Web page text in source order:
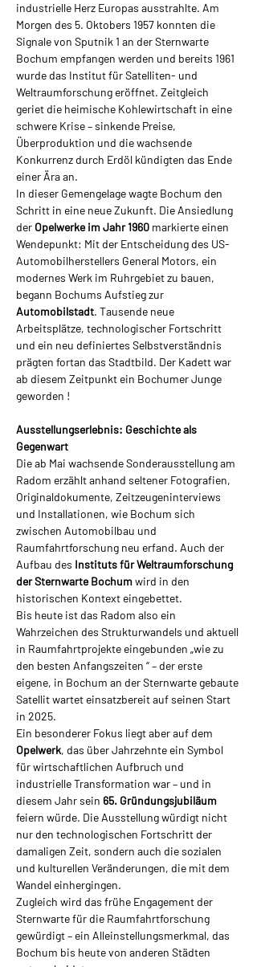
industrielle Herz Europas ausstrahlte. Am
Morgen des 5. Oktobers 1957 konnten die
Signale von Sputnik 1 an der Sternwarte
Bochum empfangen werden und bereits 1961
wurde das Institut für Satelliten- und
Weltraumforschung eröffnet. Zeitgleich
geriet die heimische Kohlewirtschaft in eine
schwere Krise – sinkende Preise,
Überproduktion und die wachsende
Konkurrenz durch Erdöl kündigten das Ende
einer Ära an.
In dieser Gemengelage wagte Bochum den
Schritt in eine neue Zukunft. Die Ansiedlung
der Opelwerke im Jahr 1960 markierte einen
Wendepunkt: Mit der Entscheidung des US-
Automobilherstellers General Motors, ein
modernes Werk im Ruhrgebiet zu bauen,
begann Bochums Aufstieg zur
Automobilstadt. Tausende neue
Arbeitsplätze, technologischer Fortschritt
und ein neu definiertes Selbstverständnis
prägten fortan das Stadtbild. Der Kadett war
ab diesem Zeitpunkt ein Bochumer Junge
geworden !
Ausstellungserlebnis: Geschichte als
Gegenwart
Die ab Mai wachsende Sonderausstellung am
Radom erzählt anhand seltener Fotografien,
Originaldokumente, Zeitzeugeninterviews
und Installationen, wie Bochum sich
zwischen Automobilbau und
Raumfahrtforschung neu erfand. Auch der
Aufbau des Instituts für Weltraumforschung
der Sternwarte Bochum wird in den
historischen Kontext eingebettet.
Bis heute ist das Radom also ein
Wahrzeichen des Strukturwandels und aktuell
in Raumfahrtprojekte eingebunden „wie zu
den besten Anfangszeiten “ – der erste
eigene, in Bochum an der Sternwarte gebaute
Satellit wartet einsatzbereit auf seinen Start
in 2025.
Ein besonderer Fokus liegt aber auf dem
Opelwerk, das über Jahrzehnte ein Symbol
für wirtschaftlichen Aufbruch und
industrielle Transformation war – und in
diesem Jahr sein 65. Gründungsjubiläum
feiern würde. Die Ausstellung würdigt nicht
nur den technologischen Fortschritt der
damaligen Zeit, sondern auch die sozialen
und kulturellen Veränderungen, die mit dem
Wandel einhergingen.
Zugleich wird das frühe Engagement der
Sternwarte für die Raumfahrtforschung
gewürdigt – ein Alleinstellungsmerkmal, das
Bochum bis heute von anderen Städten